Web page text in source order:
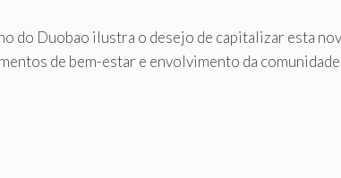
do Duobao ilustra o desejo de capitalizar esta
de bem-estar e envolvimento da